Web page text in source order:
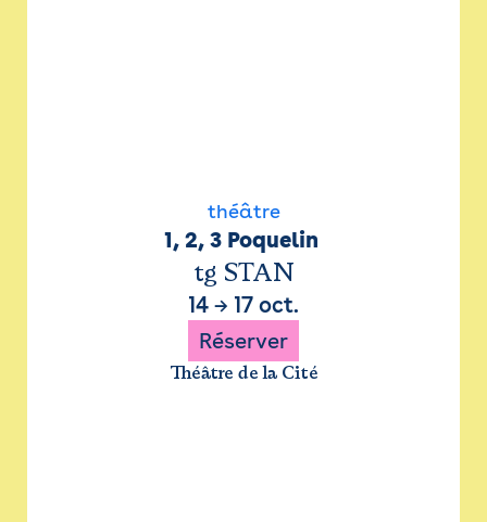
théâtre
1, 2, 3 Poquelin
tg STAN
14 → 17 oct.
Réserver
Théâtre de la Cité